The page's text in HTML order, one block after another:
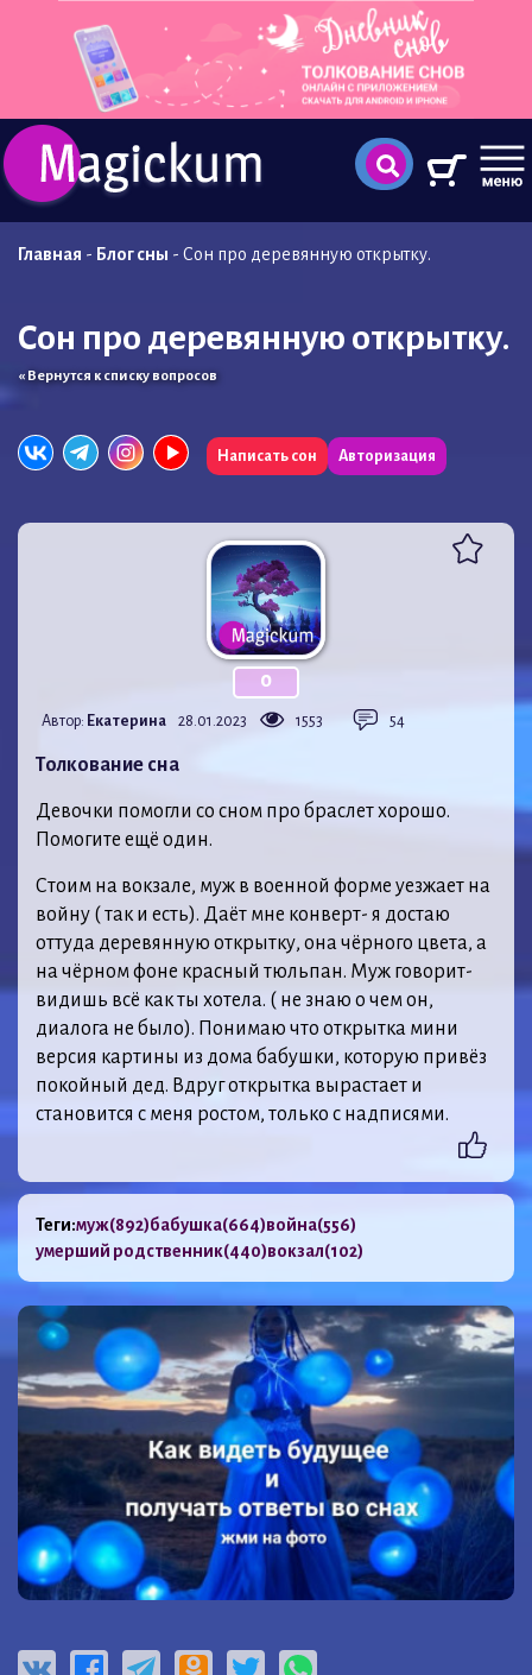
Главная - Блог сны - Сон про деревянную открытку.
Сон про деревянную открытку.
« Вернутся к списку вопросов
Написать сон Авторизация
0
Автор: Екатерина 28.01.2023 1553 54
Толкование сна
Девочки помогли со сном про браслет хорошо.
Помогите ещё один.
Стоим на вокзале, муж в военной форме уезжает на
войну ( так и есть). Даёт мне конверт- я достаю
оттуда деревянную открытку, она чёрного цвета, а
на чёрном фоне красный тюльпан. Муж говорит-
видишь всё как ты хотела. ( не знаю о чем он,
диалога не было). Понимаю что открытка мини
версия картины из дома бабушки, которую привёз
покойный дед. Вдруг открытка вырастает и
становится с меня ростом, только с надписями.
Теги:муж(892)бабушка(664)война(556)
умерший родственник(440)вокзал(102)